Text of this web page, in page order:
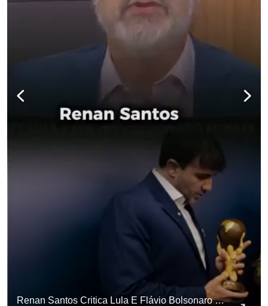
Renan Santos Critica Lula E Flávio Bolsonaro E Diz Que Os Dois São Lados Da Mesma Moeda.